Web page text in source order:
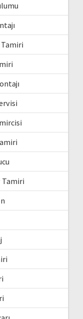
Tamiri
Tamiri